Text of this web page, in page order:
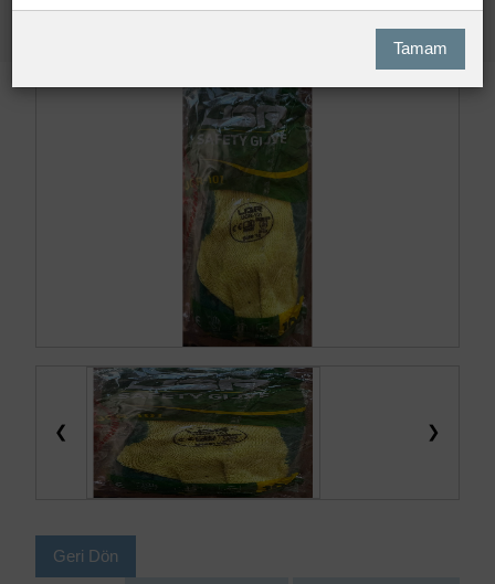
❮ ❯
Geri Dön
Tamam